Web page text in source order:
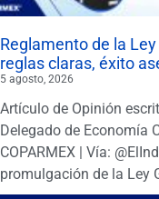
Reglamento de la
reglas claras, éxito
5 agosto, 2026
Artículo de Opinión
Delegado de Economía
COPARMEX | Vía:
promulgación de la Ley